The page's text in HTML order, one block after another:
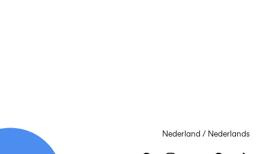
Nederland / Nederlands